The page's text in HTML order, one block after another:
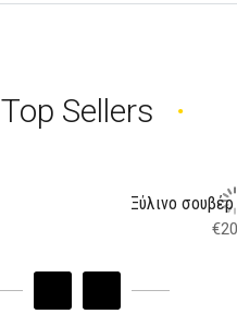
Top Sellers
Ξύλινο
€